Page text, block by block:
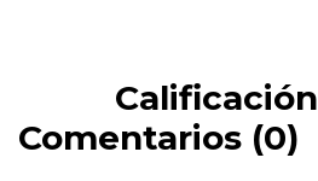
Calificación
Comentarios (0)